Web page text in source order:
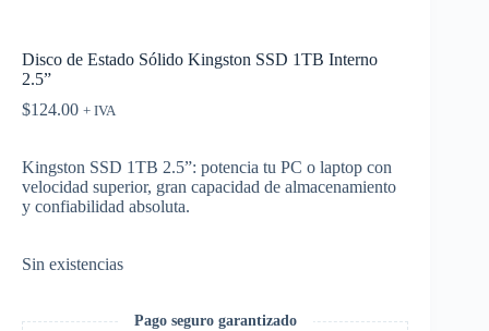
Disco de Estado Sólido Kingston SSD 1TB Interno
2.5”
$124.00 + IVA
Kingston SSD 1TB 2.5”: potencia tu PC o laptop con
velocidad superior, gran capacidad de almacenamiento
y confiabilidad absoluta.
Sin existencias
Pago seguro garantizado